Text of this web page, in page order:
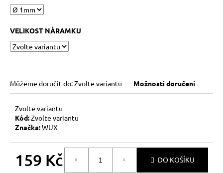
VELIKOST NÁRAMKU
Můžeme doručit do:Zvolte variantu Možnosti doručení
Zvolte variantu
Kód:Zvolte variantu
Značka:WUX
159 Kč DO KOŠÍKU
NÁRAMEK
BLÍŽENCI
269